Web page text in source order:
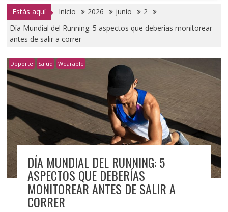
Estás aquí Inicio 2026 junio
2
Día Mundial del Running: 5 aspectos que deberías monitorear
antes de salir a correr
Deporte Salud Wearable
DÍA MUNDIAL DEL RUNNING: 5
ASPECTOS QUE DEBERÍAS
MONITOREAR ANTES DE SALIR A
CORRER